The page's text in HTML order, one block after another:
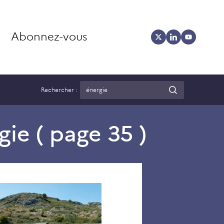
Abonnez-vous
Rechercher :
( page 35 )
s’équipe
d’une